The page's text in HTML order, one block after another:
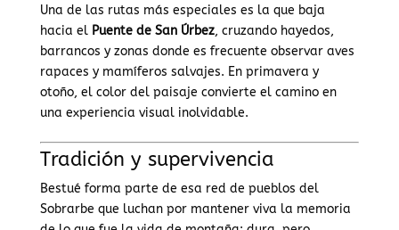
Una de las rutas más especiales es la que baja
hacia el Puente de San Úrbez, cruzando hayedos,
barrancos y zonas donde es frecuente observar aves
rapaces y mamíferos salvajes. En primavera y
otoño, el color del paisaje convierte el camino en
una experiencia visual inolvidable.
Tradición y supervivencia
Bestué forma parte de esa red de pueblos del
Sobrarbe que luchan por mantener viva la memoria